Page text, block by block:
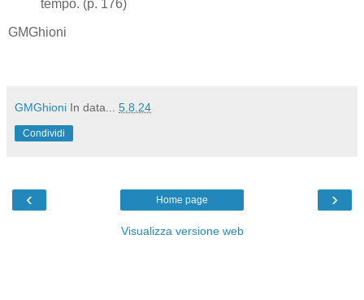
tempo. (p. 176)
GMGhioni
GMGhioni In data... 5.8.24
Condividi
‹ ›
Home page
Visualizza versione web